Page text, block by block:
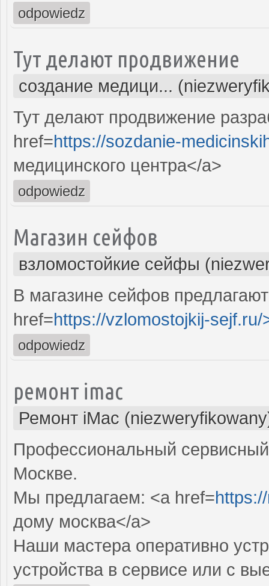
odpowiedz
Тут делают продвижение
создание медици...
Тут делают продвижение
href=https://sozdanie-
медицинского центра</a>
odpowiedz
Магазин сейфов
взломостойкие сейфы
В магазине сейфов
href=https://vzlomostojkij-sejf.ru/
odpowiedz
ремонт imac
Ремонт iMac
Профессиональный
Москве.
Мы предлагаем: <a href=
дому москва</a>
Наши мастера оперативно
устройства в сервисе или с